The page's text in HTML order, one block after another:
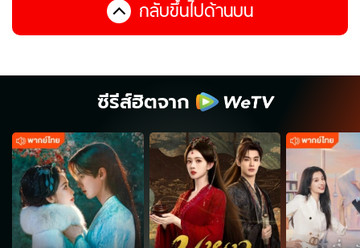
กลับขึ้นไปด้านบน
ซีรีส์ฮิตจาก